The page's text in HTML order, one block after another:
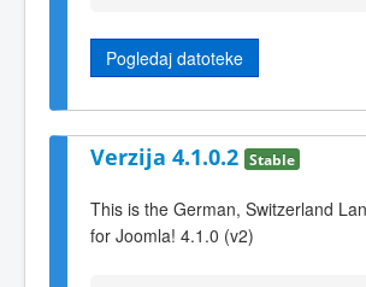
Pogledaj datoteke
Verzija 4.1.0.2 Stable
This is the German, Switzerland
for Joomla! 4.1.0 (v2)